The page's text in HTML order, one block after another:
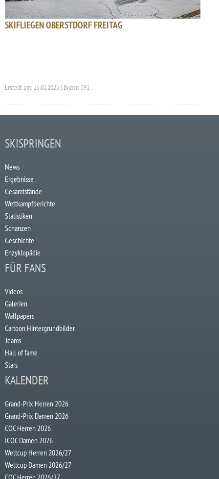
SKIFLIEGEN OBERSTDORF FREITAG
Erstellt am: 25.01.2025 | Bilder: 391
SKISPRINGEN
News
Ergebnisse
Gesamtstände
Wettkampfberichte
Statistiken
Schanzen
Geschichte
Enzyklopädie
FÜR FANS
Videos
Galerien
Wallpapers
Cartoon Hintergrundbilder
Teams
Hall of fame
Stars
KALENDER
Grand-Prix Herren 2026
Grand-Prix Damen 2026
COC Herren 2026
ICOC Damen 2026
Weltcup Herren 2026/27
Weltcup Damen 2026/27
COC Herren 2026/27